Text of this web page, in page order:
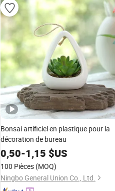
Bonsai artificiel en plastique pour la
décoration de bureau
0,50-1,15 $US
100 Pièces (MOQ)
Ningbo General Union Co., Ltd.